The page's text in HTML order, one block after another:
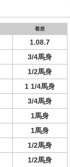
着差
1.08.7
3/4馬身
1/2馬身
1 1/4馬身
3/4馬身
1馬身
1馬身
1/2馬身
1/2馬身